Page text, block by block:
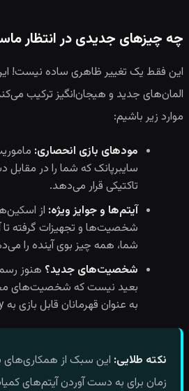
چه چیزهای جدیدی در انتظار
این فقط یک تغییر ظاهری ساده نیست! این
المان‌های جدید و هیجان‌انگیز ترکیب
موارد زیر باشیم:
مودهای بازی انحصاری:
سایبرپانک که شما را در
تاکتیکی قرار می‌دهد.
آیتم‌ها و جوایز ویژه: از
شخصیت‌ها و تجهیزات گرفته تا
شما، همه چیز بوی آینده را
شخصیت‌های جدید؟ هنوز
به عنوان قهرمانان قابل بازی به Doomsday اضافه شوند!
نکته طلایی: این سبک از همکاری‌های
زمان برای به دست آوردن آیتم‌های